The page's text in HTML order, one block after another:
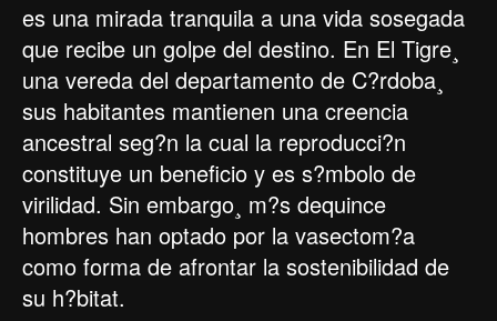
es una mirada tranquila a una vida sosegada
que recibe un golpe del destino. En El Tigre¸
una vereda del departamento de C?rdoba¸
sus habitantes mantienen una creencia
ancestral seg?n la cual la reproducci?n
constituye un beneficio y es s?mbolo de
virilidad. Sin embargo¸ m?s dequince
hombres han optado por la vasectom?a
como forma de afrontar la sostenibilidad de
su h?bitat.